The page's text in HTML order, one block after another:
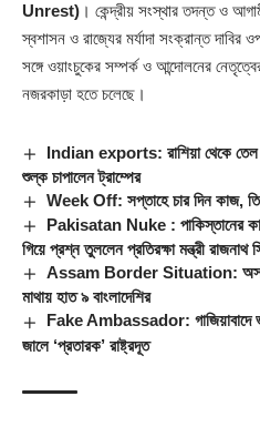
Unrest) । কেন্দ্রীয় সংস্থার তদন্ত ও
স্বশাসন ও রাজ্যের মর্যাদা সংক্রান্ত
সঙ্গে ওয়াংচুকের সম্পর্ক ও আন্দোলনের
নজরকাড়া হতে চলেছে।
Indian exports: রাশিয়া থেকে তেল
শুল্ক চাপালেন ট্রাম্পের
Week Off: সপ্তাহে চার দিন কাজ,
Pakisatan Nuke : পাকিস্তানের
গিয়ে প্রশ্ন তুললেন প্রতিরক্ষা মন্ত্রী রাজনাথ
Assam Border Situation: অসম
মাথায় হাত ৯ বাংলাদেশির
Fake Ambassador: গাজিয়াবাদে
জালে ‘প্রতারক’ রাষ্ট্রদূত